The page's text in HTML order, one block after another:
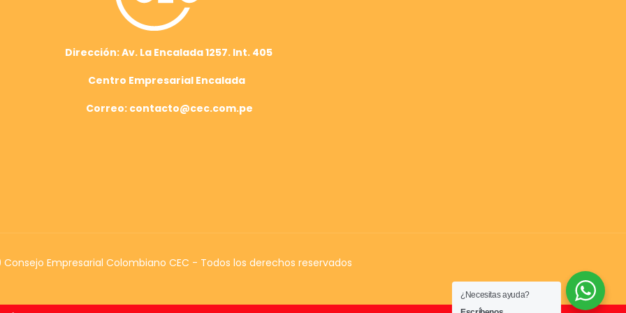
Dirección: Av. La Encalada 1257. Int. 405
Centro Empresarial Encalada
Correo: contacto@cec.com.pe
Empresarial Colombiano CEC - Todos los derechos reservados
¿Necesitas ayuda?